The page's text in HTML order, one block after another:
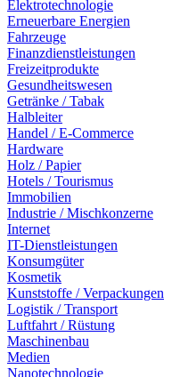
Elektrotechnologie
Erneuerbare Energien
Fahrzeuge
Finanzdienstleistungen
Freizeitprodukte
Gesundheitswesen
Getränke / Tabak
Halbleiter
Handel / E-Commerce
Hardware
Holz / Papier
Hotels / Tourismus
Immobilien
Industrie / Mischkonzerne
Internet
IT-Dienstleistungen
Konsumgüter
Kosmetik
Kunststoffe / Verpackungen
Logistik / Transport
Luftfahrt / Rüstung
Maschinenbau
Medien
Nanotechnologie